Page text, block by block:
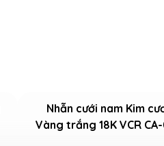
Nhẫn cưới nam Kim
Vàng trắng 18K VCR